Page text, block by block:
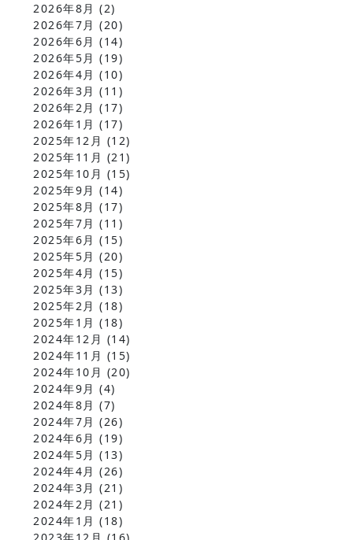
2026年8月 (2)
2026年7月 (20)
2026年6月 (14)
2026年5月 (19)
2026年4月 (10)
2026年3月 (11)
2026年2月 (17)
2026年1月 (17)
2025年12月 (12)
2025年11月 (21)
2025年10月 (15)
2025年9月 (14)
2025年8月 (17)
2025年7月 (11)
2025年6月 (15)
2025年5月 (20)
2025年4月 (15)
2025年3月 (13)
2025年2月 (18)
2025年1月 (18)
2024年12月 (14)
2024年11月 (15)
2024年10月 (20)
2024年9月 (4)
2024年8月 (7)
2024年7月 (26)
2024年6月 (19)
2024年5月 (13)
2024年4月 (26)
2024年3月 (21)
2024年2月 (21)
2024年1月 (18)